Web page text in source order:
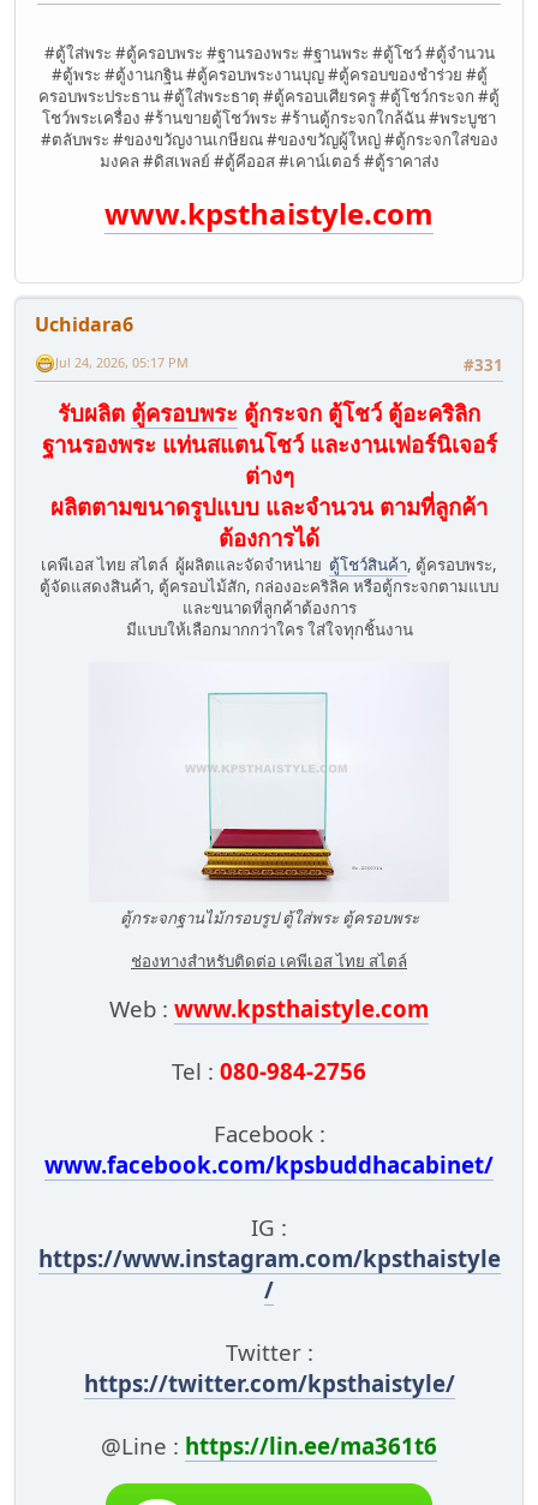
#ตู้ใส่พระ #ตู้ครอบพระ #ฐานรองพระ #ฐานพระ #ตู้โชว์ #ตู้จำนวน
#ตู้พระ #ตู้งานกฐิน #ตู้ครอบพระงานบุญ #ตู้ครอบของชำร่วย #ตู้
ครอบพระประธาน #ตู้ใส่พระธาตุ #ตู้ครอบเศียรครู #ตู้โชว์กระจก #ตู้
โชว์พระเครื่อง #ร้านขายตู้โชว์พระ #ร้านตู้กระจกใกล้ฉัน #พระบูชา
#ตลับพระ #ของขวัญงานเกษียณ #ของขวัญผู้ใหญ่ #ตู้กระจกใส่ของ
มงคล #ดิสเพลย์ #ตู้คีออส #เคาน์เตอร์ #ตู้ราคาส่ง
www.kpsthaistyle.com
Uchidara6
#331
Jul 24, 2026, 05:17 PM
รับผลิต ตู้ครอบพระ ตู้กระจก ตู้โชว์ ตู้อะคริลิก
ฐานรองพระ แท่นสแตนโชว์ และงานเฟอร์นิเจอร์
ต่างๆ
ผลิตตามขนาดรูปแบบ และจำนวน ตามที่ลูกค้า
ต้องการได้
เคพีเอส ไทย สไตล์ ผู้ผลิตและจัดจำหน่าย ตู้โชว์สินค้า, ตู้ครอบพระ,
ตู้จัดแสดงสินค้า, ตู้ครอบไม้สัก, กล่องอะคริลิค หรือตู้กระจกตามแบบ
และขนาดที่ลูกค้าต้องการ
มีแบบให้เลือกมากกว่าใคร ใส่ใจทุกชิ้นงาน
ตู้กระจกฐานไม้กรอบรูป ตู้ใส่พระ ตู้ครอบพระ
ช่องทางสำหรับติดต่อ เคพีเอส ไทย สไตล์
Web : www.kpsthaistyle.com
Tel : 080-984-2756
Facebook :
www.facebook.com/kpsbuddhacabinet/
IG :
https://www.instagram.com/kpsthaistyle
/
Twitter :
https://twitter.com/kpsthaistyle/
@Line : https://lin.ee/ma361t6